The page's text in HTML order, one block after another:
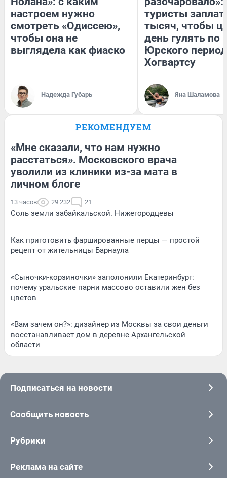
настроем нужно
смотреть «Одиссею»,
чтобы она не
выглядела как фиаско
Надежда Губарь
туристы
тысяч, чтобы
день гулять по
Юрского
Хогвартсу
Яна Шаламова
РЕКОМЕНДУЕМ
«Мне сказали, что нам нужно
расстаться». Московского врача
уволили из клиники из-за мата в
личном блоге
13 часов 29 232 21
Соль земли забайкальской. Нижегородцевы
Как приготовить фаршированные перцы — простой
рецепт от жительницы Барнаула
«Сыночки-корзиночки» заполонили Екатеринбург:
почему уральские парни массово оставили жен без
цветов
«Вам зачем он?»: дизайнер из Москвы за свои деньги
восстанавливает дом в деревне Архангельской
области
Подписаться на новости
Сообщить новость
Рубрики
Реклама на сайте